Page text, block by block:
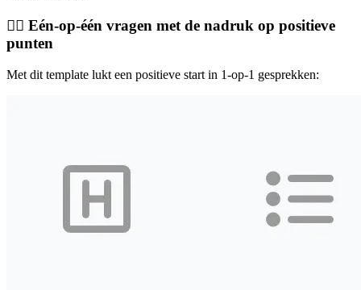
🧘‍♀️ Eén-op-één vragen met de nadruk op positieve
punten
Met dit template lukt een positieve start in 1-op-1 gesprekken: